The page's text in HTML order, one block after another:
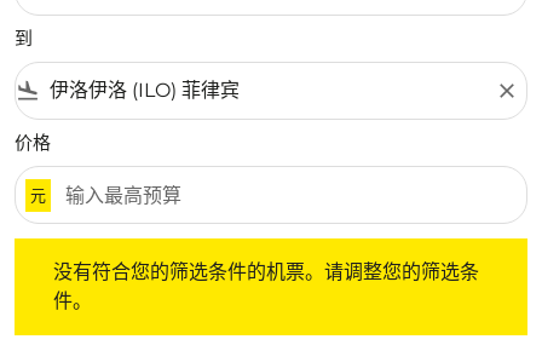
到
flight_land close
价格
元
没有符合您的筛选条件的机票。请调整您的筛选条
件。